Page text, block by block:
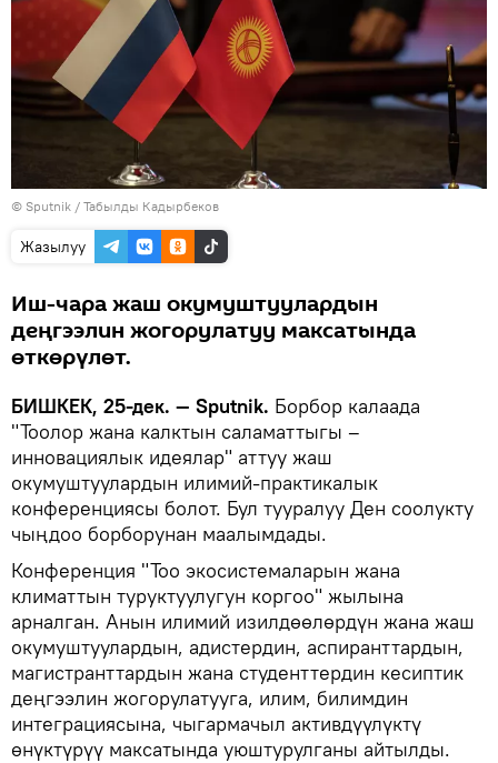
© Sputnik / Табылды Кадырбеков
Жазылуу
Иш-чара жаш окумуштуулардын
деңгээлин жогорулатуу максатында
өткөрүлөт.
БИШКЕК, 25-дек. — Sputnik. Борбор калаада
"Тоолор жана калктын саламаттыгы –
инновациялык идеялар" аттуу жаш
окумуштуулардын илимий-практикалык
конференциясы болот. Бул тууралуу Ден соолукту
чыңдоо борборунан маалымдады.
Конференция "Тоо экосистемаларын жана
климаттын туруктуулугун коргоо" жылына
арналган. Анын илимий изилдөөлөрдүн жана жаш
окумуштуулардын, адистердин, аспиранттардын,
магистранттардын жана студенттердин кесиптик
деңгээлин жогорулатууга, илим, билимдин
интеграциясына, чыгармачыл активдүүлүктү
өнүктүрүү максатында уюштурулганы айтылды.